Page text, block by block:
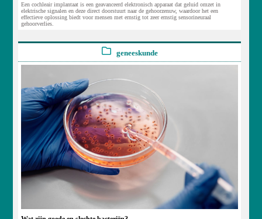
Een cochleair implantaat is een geavanceerd elektronisch apparaat dat geluid omzet in
elektrische signalen en deze direct doorstuurt naar de gehoorzenuw, waardoor het een
effectieve oplossing biedt voor mensen met ernstig tot zeer ernstig sensorineuraal
gehoorverlies.
geneeskunde